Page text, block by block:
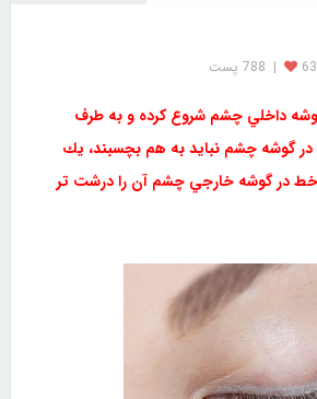
| 788 پست
داخلي چشم شروع كرده و به طرف
گوشه چشم نبايد به هم بچسبند، يك
در گوشه خارجي چشم آن را درشت تر